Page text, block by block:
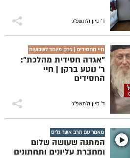
ד' סיון ה׳תשפ״ג
חיי החסידים | פרק מיוחד לשבועות
"אגדה חסידית מהלכת":
ר' נוטע ברקן | חיי
החסידים
ד' סיון ה׳תשפ״ג
מאמר עם הרב אשר גליס
המתנה שעושה שלום
ומחברת עליונים ותחתונים